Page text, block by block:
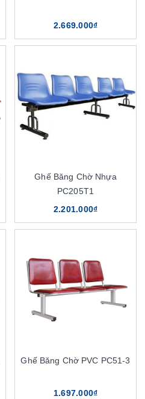
2.669.000₫
Ghế Băng Chờ Nhựa
PC205T1
2.201.000₫
Ghế Băng Chờ PVC PC51-3
1.697.000₫